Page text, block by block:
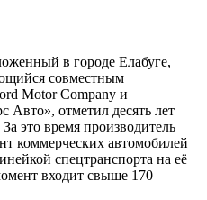
в городе Елабуге,
совместным
Motor Company и
Авто», отметил десять лет
это время производитель
коммерческих автомобилей
спецтранспорта на её
входит свыше 170